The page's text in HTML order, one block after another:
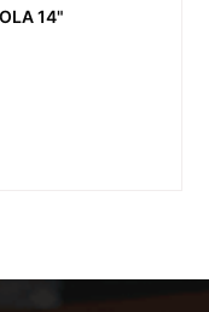
14"